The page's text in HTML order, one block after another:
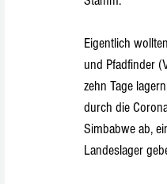
Eigentlich
und Pfadfinder
zehn Tage
durch die
Simbabwe ab,
Landeslager